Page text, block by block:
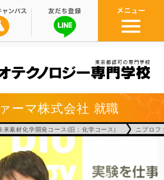
ーマ株式会社 就職
来素材化学開発コース(旧：化学コース) ニプロフ